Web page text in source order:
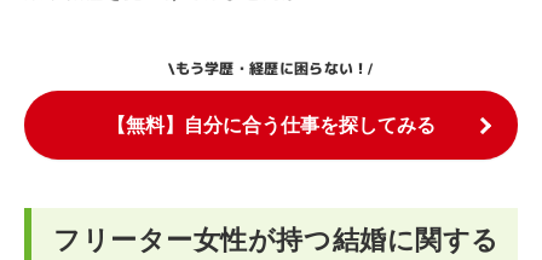
\もう学歴・経歴に困らない！/
【無料】自分に合う仕事を探してみる
フリーター女性が持つ結婚に関する